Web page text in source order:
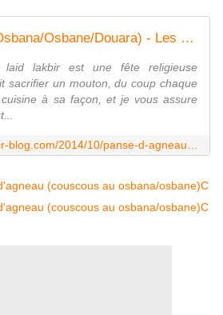
Panse d'agneau (Osbana/Osbane/Douara) - Les saveurs culinaires de Rosa
lakbir est une fête religieuse
sacrifier un mouton, du coup chaque
à sa façon, et je vous assure